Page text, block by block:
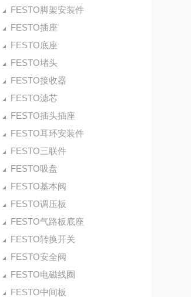
FESTO脚架安装件
FESTO插座
FESTO底座
FESTO堵头
FESTO接收器
FESTO滤芯
FESTO插头插座
FESTO耳环安装件
FESTO三联件
FESTO吸盘
FESTO基本阀
FESTO调压板
FESTO气路板底座
FESTO转换开关
FESTO安全阀
FESTO电磁线圈
FESTO中间板